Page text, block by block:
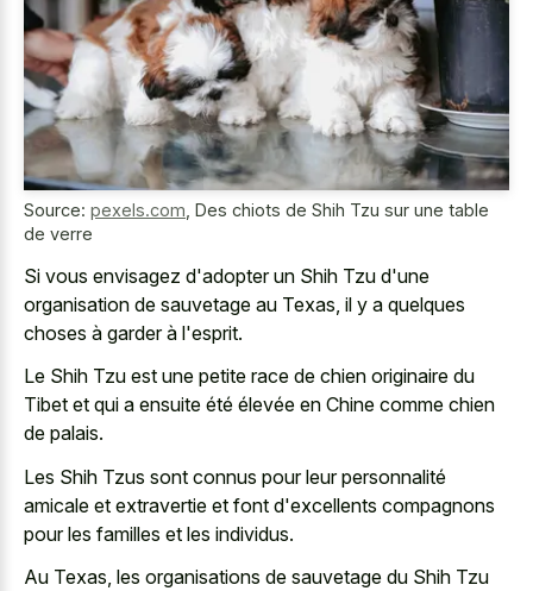
Source: pexels.com Des chiots de Shih Tzu sur une table
de verre
Si vous envisagez d'adopter un Shih Tzu d'une
organisation de sauvetage au Texas, il y a quelques
choses à garder à l'esprit.
Le Shih Tzu est une petite race de chien originaire du
Tibet et qui a ensuite été élevée en Chine comme chien
de palais.
Les Shih Tzus sont connus pour leur personnalité
amicale et extravertie et font d'excellents compagnons
pour les familles et les individus.
Au Texas, les organisations de sauvetage du Shih Tzu